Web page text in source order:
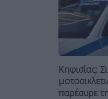
Κηφισίας:
παρέσυρε